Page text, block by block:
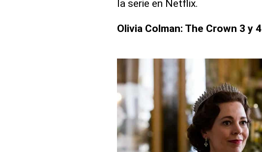
la serie en Netflix.
Olivia Colman: The Crown 3 y 4